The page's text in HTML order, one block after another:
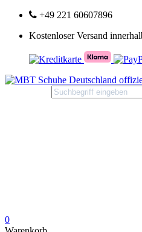
+49 221 60607896
Kostenloser Versand
0